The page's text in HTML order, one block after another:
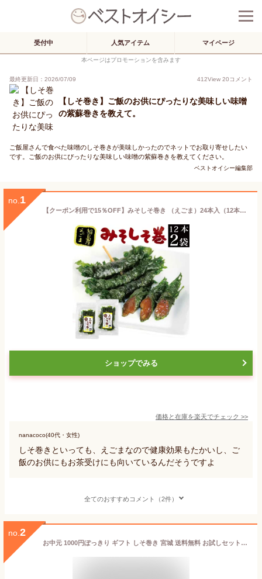
受付中 人気アイテム マイページ
本ページはプロモーションを含みます
最終更新日：2026/07/09 412View 20コメント
【しそ巻き】ご飯のお供にぴったりな美味しい味噌
の紫蘇巻きを教えて。
ご飯屋さんで食べた味噌のしそ巻きが美味しかったのでネットでお取り寄せしたい
です。ご飯のお供にぴったりな美味しい味噌の紫蘇巻きを教えてください。
ベストオイシー編集部
no. 1
【クーポン利用で15％OFF】みそしそ巻き （えごま）24本入（12本入り×2袋）【 味噌 しそ巻き メール便 送料無料 産直 ご飯のお供 お取り寄せ おかず お惣菜 お試し おつまみ 食べ物 税別 1000円 ポッキリ 買い回り 買いまわり ポイント消化 東北 福島 応援 】KM FP 10p
ショップでみる
価格と在庫を楽天でチェック >>
nanacoco(40代・女性)
しそ巻きといっても、えごまなので健康効果もたかいし、ご
飯のお供にもお茶受けにも向いているんだそうですよ
全てのおすすめコメント（2件）
no. 2
お中元 1000円ぽっきり ギフト しそ巻き 宮城 送料無料 お試しセット ご飯のお供 おつまみ 送料無料 ポイント 宮城県 焼きしそ巻き 珍味 ごはんのおとも グルメ お取り寄せ みそ 味噌 しそ 買い周り おかず ポイント消化 黒ごま カレー はちみつ えごま